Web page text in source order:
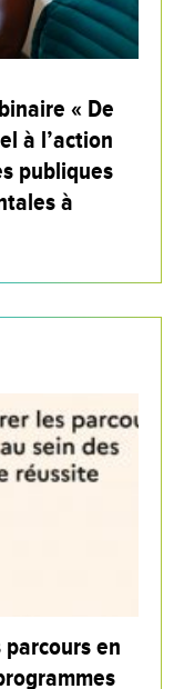
« De
à l’action
publiques
à
parcours en